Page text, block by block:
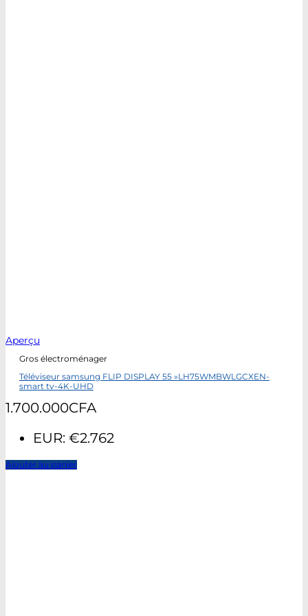
Aperçu
Gros électroménager
Téléviseur samsung FLIP DISPLAY 55 »LH75WMBWLGCXEN-
smart tv-4K-UHD
1.700.000CFA
EUR: €2.762
Ajouter au panier